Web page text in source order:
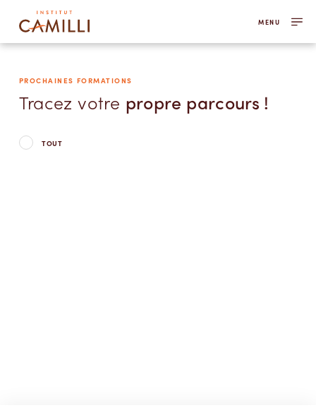
MENU
PROCHAINES FORMATIONS
Tracez votre propre parcours !
TOUT